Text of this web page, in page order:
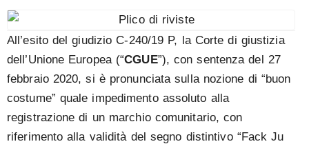
All’esito del giudizio C-240/19 P, la Corte di giustizia
dell’Unione Europea (“CGUE”), con sentenza del 27
febbraio 2020, si è pronunciata sulla nozione di “buon
costume” quale impedimento assoluto alla
registrazione di un marchio comunitario, con
riferimento alla validità del segno distintivo “Fack Ju